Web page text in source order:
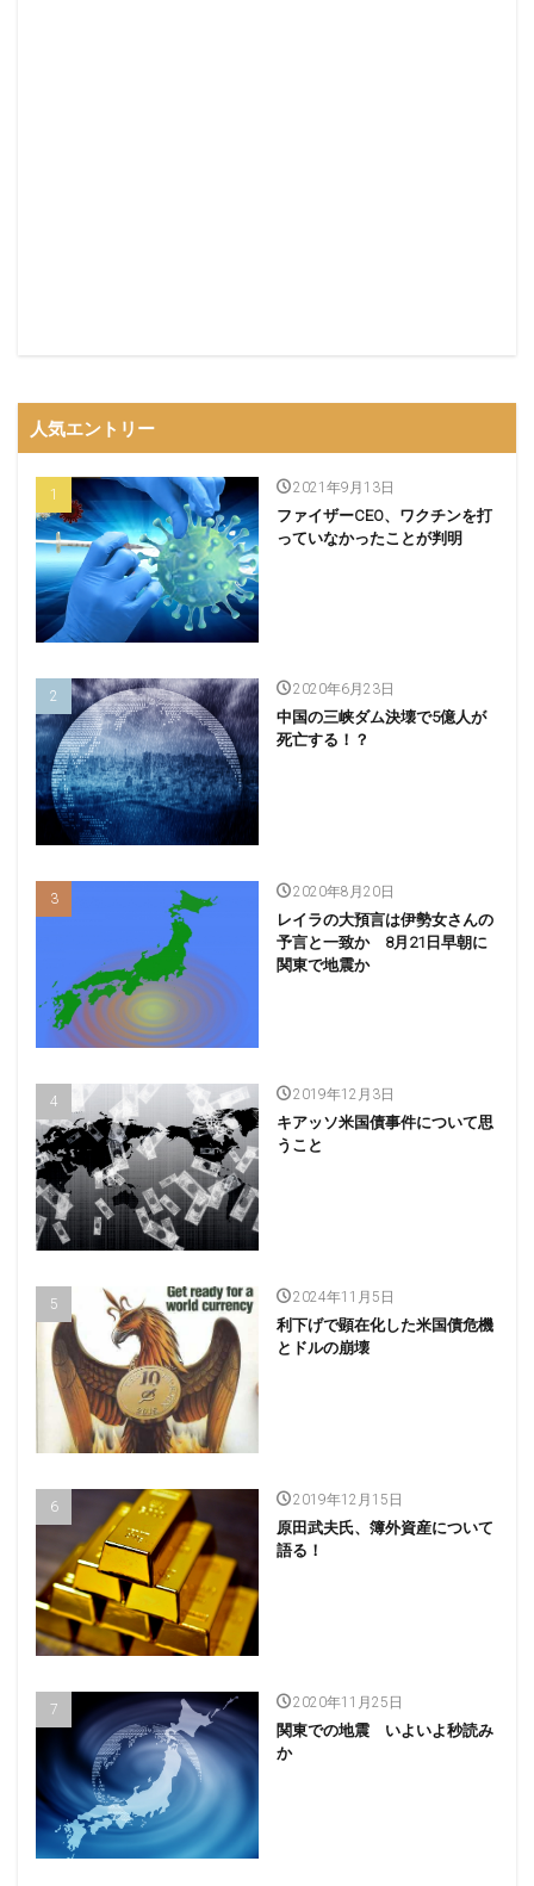
人気エントリー
2021年9月13日
ファイザーCEO、ワクチンを打
っていなかったことが判明
2020年6月23日
中国の三峡ダム決壊で5億人が
死亡する！？
2020年8月20日
レイラの大預言は伊勢女さんの
予言と一致か 8月21日早朝に
関東で地震か
2019年12月3日
キアッソ米国債事件について思
うこと
2024年11月5日
利下げで顕在化した米国債危機
とドルの崩壊
2019年12月15日
原田武夫氏、簿外資産について
語る！
2020年11月25日
関東での地震 いよいよ秒読み
か